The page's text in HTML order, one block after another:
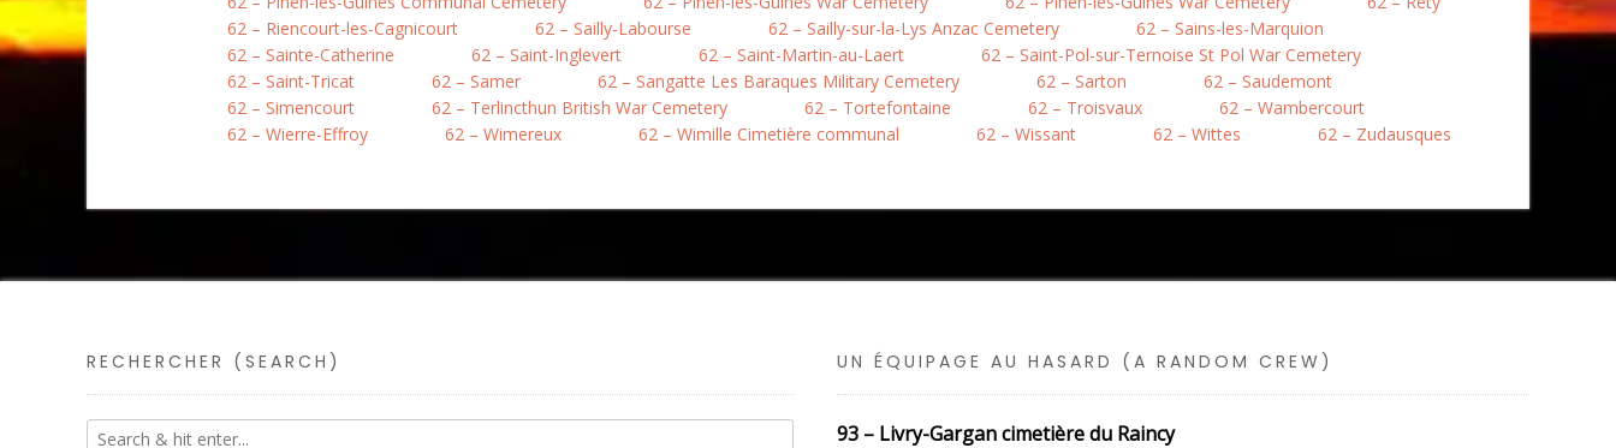
62 – Riencourt-les-Cagnicourt
62 – Sailly-Labourse 62 – Sailly-sur-la-Lys Anzac Cemetery
62 – Sains-les-Marquion
62 – Sainte-Catherine
62 – Saint-Inglevert 62 – Saint-Martin-au-Laert
62 – Saint-Pol-sur-Ternoise St Pol War Cemetery
62 – Saint-Tricat
62 – Samer 62 – Sangatte Les Baraques Military Cemetery 62 – Sarton
62 – Saudemont
62 – Simencourt
62 – Terlincthun British War Cemetery 62 – Tortefontaine 62 – Troisvaux
62 – Wambercourt
62 – Wierre-Effroy
62 – Wimereux 62 – Wimille Cimetière communal 62 – Wissant 62 – Wittes 62 – Zudausques
RECHERCHER (SEARCH) UN ÉQUIPAGE AU HASARD (A RANDOM CREW)
93 – Livry-Gargan cimetière du Raincy